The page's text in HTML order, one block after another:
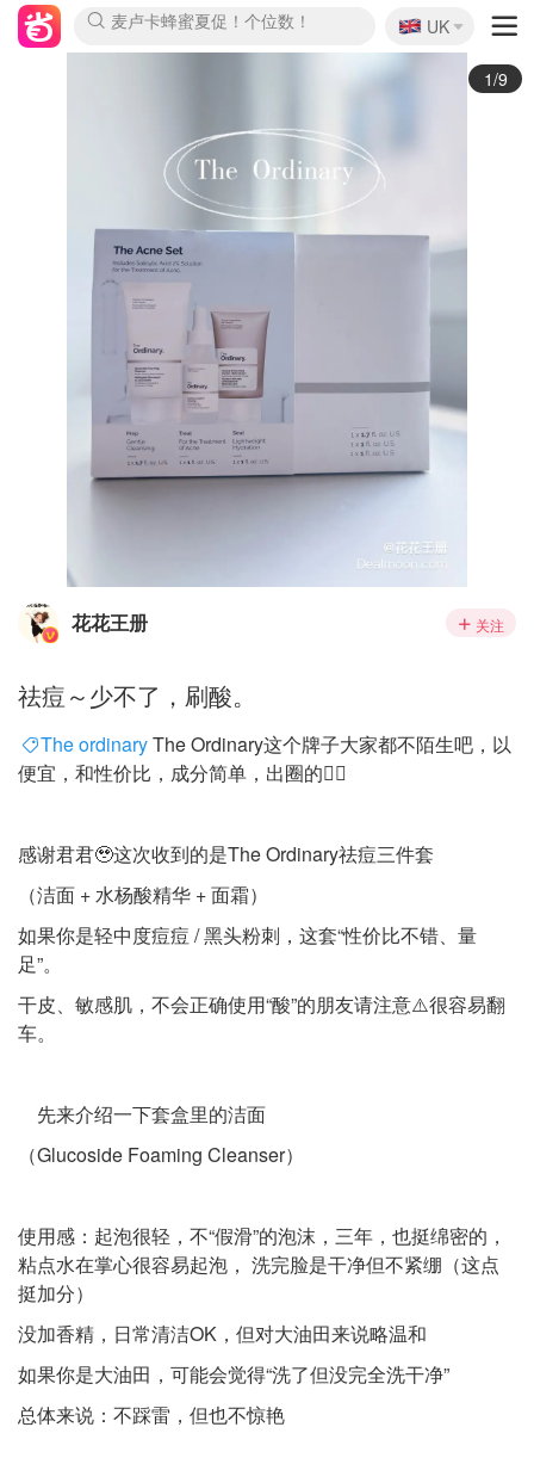
Prada/Miu 4.8折！
🇬🇧
UK
2/9
花花王册 关注
祛痘～少不了，刷酸。
The ordinaryThe Ordinary这个牌子大家都不陌生吧，以
便宜，和性价比，成分简单，出圈的👍🏻
感谢君君🥹这次收到的是The Ordinary祛痘三件套
（洁面 + 水杨酸精华 + 面霜）
如果你是轻中度痘痘 / 黑头粉刺，这套“性价比不错、量
足”。
干皮、敏感肌，不会正确使用“酸”的朋友请注意⚠️很容易翻
车。
先来介绍一下套盒里的洁面
（Glucoside Foaming Cleanser）
使用感：起泡很轻，不“假滑”的泡沫，三年，也挺绵密的，
粘点水在掌心很容易起泡， 洗完脸是干净但不紧绷（这点
挺加分）
没加香精，日常清洁OK，但对大油田来说略温和
如果你是大油田，可能会觉得“洗了但没完全洗干净”
总体来说：不踩雷，但也不惊艳